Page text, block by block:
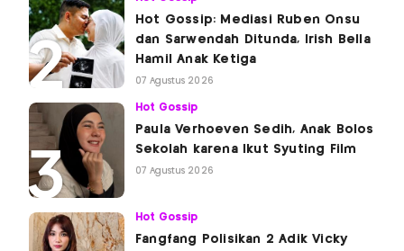
Hot Gossip: Mediasi Ruben Onsu
dan Sarwendah Ditunda, Irish Bella
Hamil Anak Ketiga
07 Agustus 2026
Hot Gossip
Paula Verhoeven Sedih, Anak Bolos
Sekolah karena Ikut Syuting Film
07 Agustus 2026
Hot Gossip
Fangfang Polisikan 2 Adik Vicky